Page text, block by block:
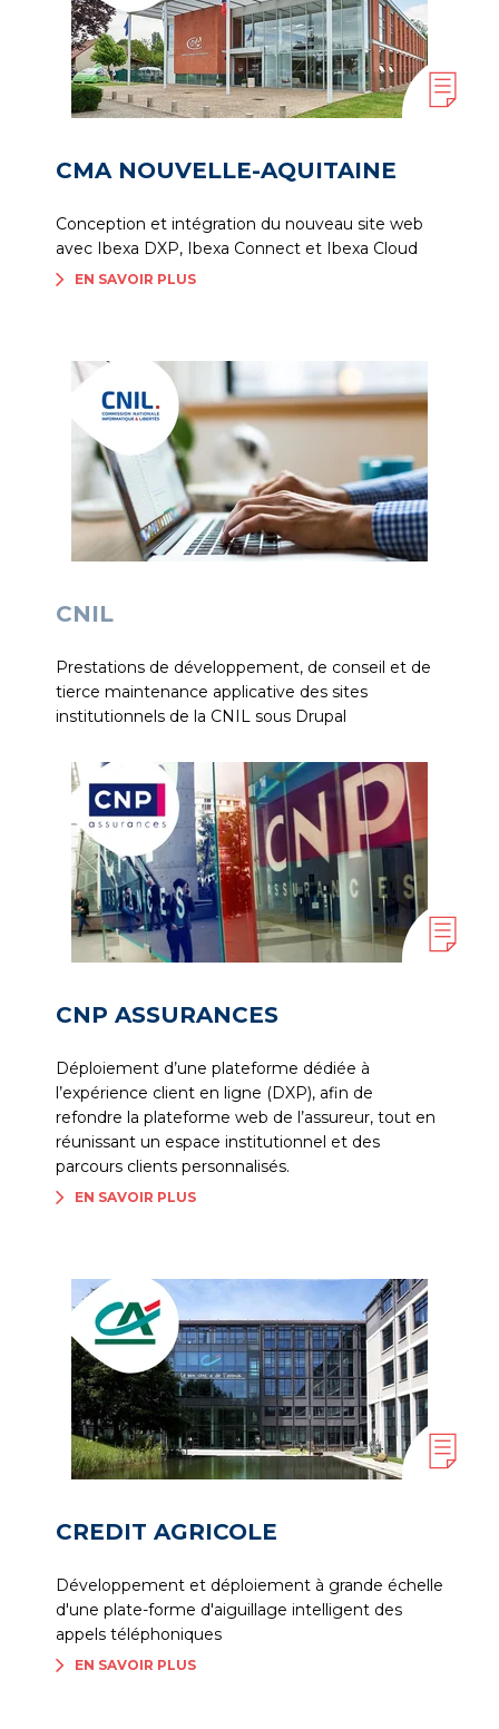
CMA NOUVELLE-AQUITAINE
Conception et intégration du nouveau site web
avec Ibexa DXP, Ibexa Connect et Ibexa Cloud
EN SAVOIR PLUS
CNIL
Prestations de développement, de conseil et de
tierce maintenance applicative des sites
institutionnels de la CNIL sous Drupal
CNP ASSURANCES
Déploiement d’une plateforme dédiée à
l’expérience client en ligne (DXP), afin de
refondre la plateforme web de l’assureur, tout en
réunissant un espace institutionnel et des
parcours clients personnalisés.
EN SAVOIR PLUS
CREDIT AGRICOLE
Développement et déploiement à grande échelle
d'une plate-forme d'aiguillage intelligent des
appels téléphoniques
EN SAVOIR PLUS